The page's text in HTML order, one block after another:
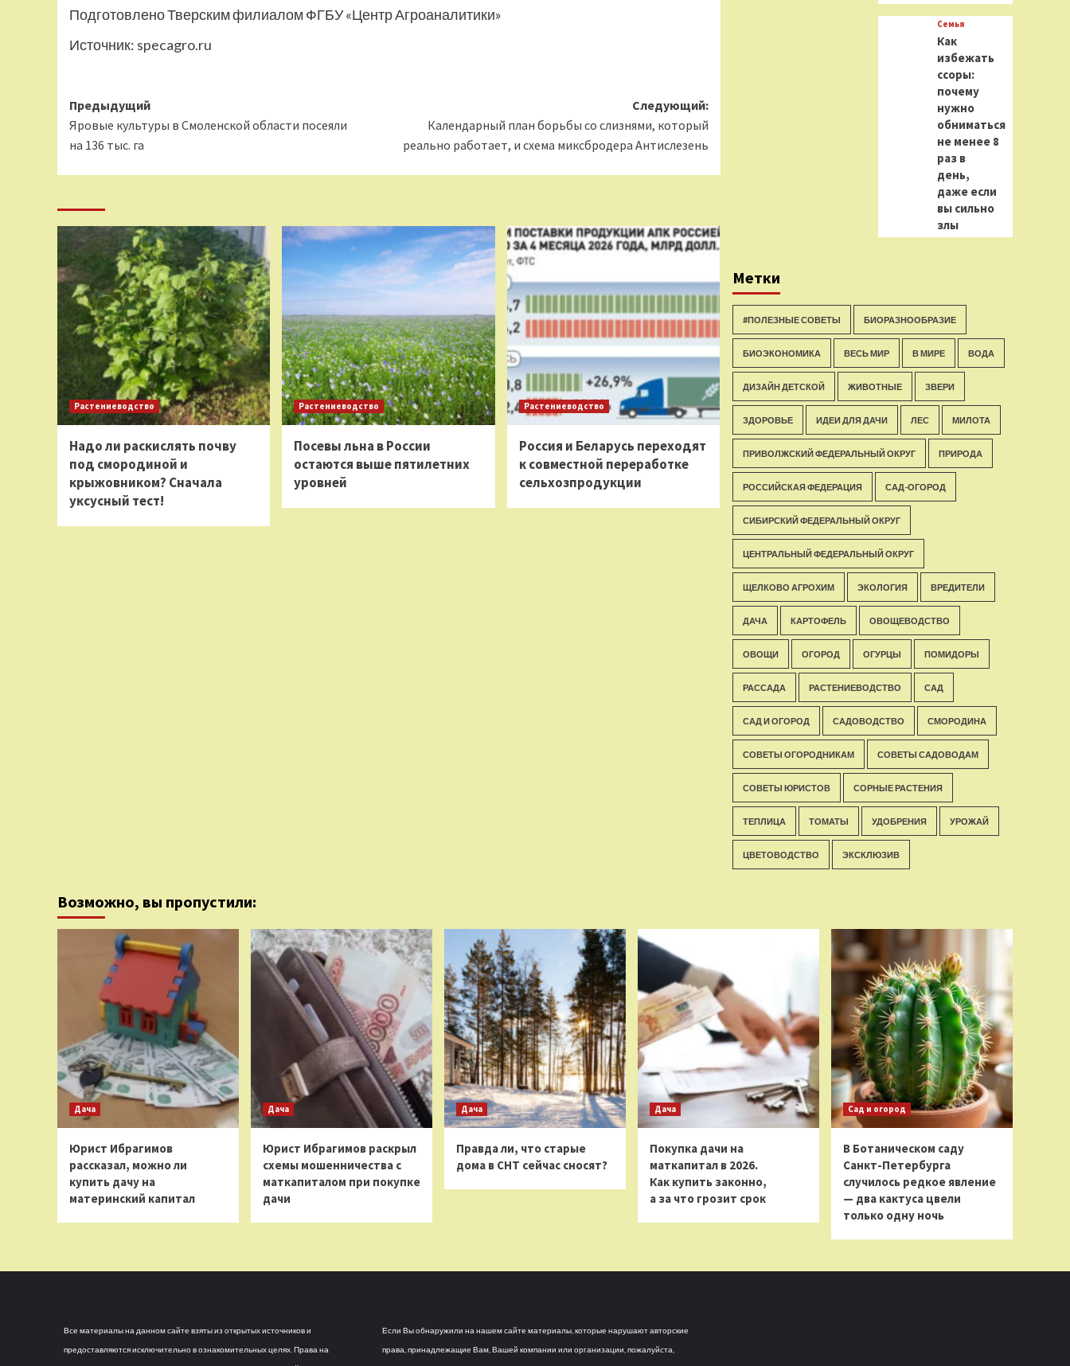
Подготовлено Тверским филиалом ФГБУ «Центр Агроаналитики»
Источник: specagro.ru
Навигация
записи
Предыдущий
Яровые культуры в Смоленской области посеяли
на 136 тыс. га
Следующий:
Календарный план борьбы со слизнями, который
реально работает, и схема миксбродера Антислезень
Растениеводство
Надо ли раскислять почву
под смородиной и
крыжовником? Сначала
уксусный тест!
Растениеводство
Посевы льна в России
остаются выше пятилетних
уровней
Растениеводство
Россия и Беларусь переходят
к совместной переработке
сельхозпродукции
Семья
Как
избежать
ссоры:
почему
нужно
обниматься
не менее 8
раз в
день,
даже если
вы сильно
злы
Метки
#ПОЛЕЗНЫЕ СОВЕТЫ БИОРАЗНООБРАЗИЕ
БИОЭКОНОМИКА ВЕСЬ МИР В МИРЕ ВОДА
ДИЗАЙН ДЕТСКОЙ ЖИВОТНЫЕ ЗВЕРИ
ЗДОРОВЬЕ ИДЕИ ДЛЯ ДАЧИ ЛЕС МИЛОТА
ПРИВОЛЖСКИЙ ФЕДЕРАЛЬНЫЙ ОКРУГ ПРИРОДА
РОССИЙСКАЯ ФЕДЕРАЦИЯ САД-ОГОРОД
СИБИРСКИЙ ФЕДЕРАЛЬНЫЙ ОКРУГ
ЦЕНТРАЛЬНЫЙ ФЕДЕРАЛЬНЫЙ ОКРУГ
ЩЕЛКОВО АГРОХИМ ЭКОЛОГИЯ ВРЕДИТЕЛИ
ДАЧА КАРТОФЕЛЬ ОВОЩЕВОДСТВО
ОВОЩИ ОГОРОД ОГУРЦЫ ПОМИДОРЫ
РАССАДА РАСТЕНИЕВОДСТВО САД
САД И ОГОРОД САДОВОДСТВО СМОРОДИНА
СОВЕТЫ ОГОРОДНИКАМ СОВЕТЫ САДОВОДАМ
СОВЕТЫ ЮРИСТОВ СОРНЫЕ РАСТЕНИЯ
ТЕПЛИЦА ТОМАТЫ УДОБРЕНИЯ УРОЖАЙ
ЦВЕТОВОДСТВО ЭКСКЛЮЗИВ
Возможно, вы пропустили:
Дача
Юрист Ибрагимов
рассказал, можно ли
купить дачу на
материнский капитал
Дача
Юрист Ибрагимов раскрыл
схемы мошенничества с
маткапиталом при покупке
дачи
Дача
Правда ли, что старые
дома в СНТ сейчас сносят?
Дача
Покупка дачи на
маткапитал в 2026.
Как купить законно,
а за что грозит срок
Сад и огород
В Ботаническом саду
Санкт-Петербурга
случилось редкое явление
— два кактуса цвели
только одну ночь
Все материалы на данном сайте взяты из открытых источников и
предоставляются исключительно в ознакомительных целях. Права на
Если Вы обнаружили на нашем сайте материалы, которые нарушают авторские
права, принадлежащие Вам, Вашей компании или организации, пожалуйста,